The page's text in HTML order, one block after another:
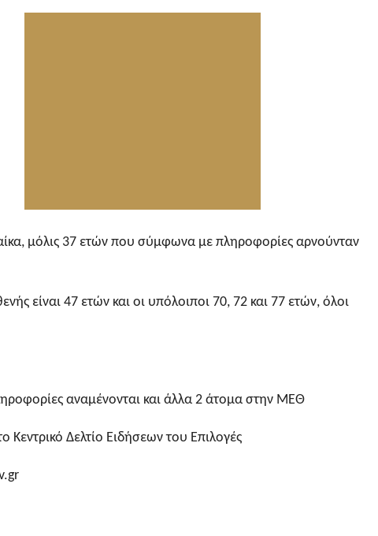
μόλις 37 ετών που σύμφωνα με πληροφορίες αρνούνταν
είναι 47 ετών και οι υπόλοιποι 70, 72 και 77 ετών, όλοι
αναμένονται και άλλα 2 άτομα στην ΜΕΘ
Κεντρικό Δελτίο Ειδήσεων του Επιλογές